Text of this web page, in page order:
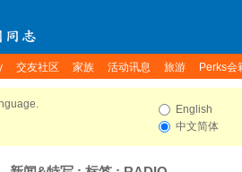
交友社区 家族 活动讯息 旅游 Perks会
English
中文简体